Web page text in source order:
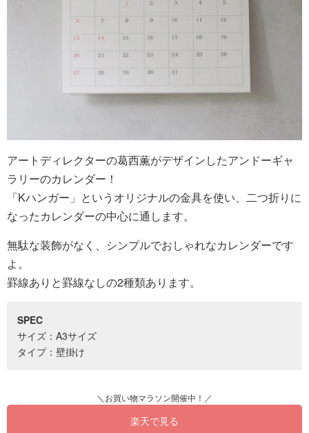
アートディレクターの葛西薫がデザインしたアンドーギャ
ラリーのカレンダー！
「Kハンガー」というオリジナルの金具を使い、二つ折りに
なったカレンダーの中心に通します。
無駄な装飾がなく、シンプルでおしゃれなカレンダーです
よ。
罫線ありと罫線なしの2種類あります。
SPEC
サイズ：A3サイズ
タイプ：壁掛け
楽天で見る